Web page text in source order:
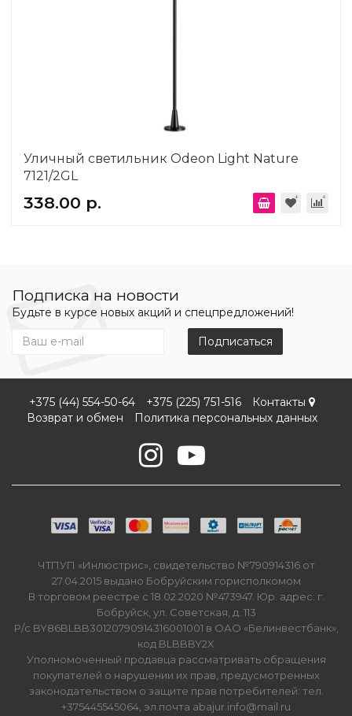
Уличный светильник Odeon Light Nature
7121/2GL
338.00 р.
Подписка на новости
Будьте в курсе новых акций и спецпредложений!
Подписаться
+375 (44) 554-50-64 +375 (225) 751-516
Контакты
Возврат и обмен
Политика персональных данных
ЧТПУП «Инлюстрис», свидетельство №790914316 от
27.04.2015 выдано Бобруйским горисполкомом
В торговом реестре с 18.02.2020 №473947. Юр. адрес: г.
Бобруйск, ул. Советская, д. 113
Р/с BY86BLBB30120790914316001001 в ОАО «Белинвестбанк»,
код BLBBBY2X
Уполномоченный продавца рассматривать обращения
покупателей о нарушении их прав, предусмотренных
законодательством о защите прав потребителей: тел.
+375445545064, эл.почта abajur.info@mail.ru